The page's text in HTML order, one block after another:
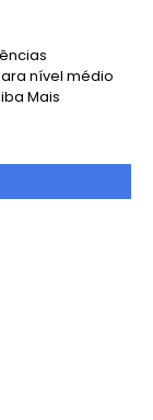
nível médio
Mais